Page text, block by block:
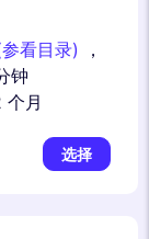
看目录)
，
钟
个月
选择